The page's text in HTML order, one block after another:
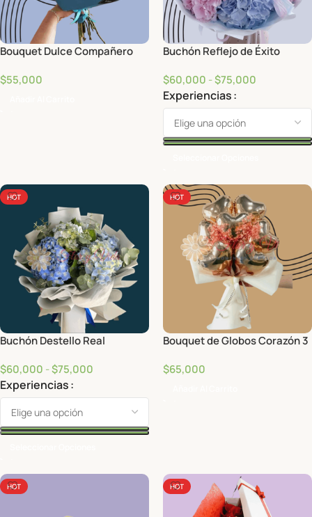
Bouquet Dulce Compañero
$55,000
Buchón Reflejo de Éxito
$60,000 -$75,000
Experiencias
HOT
Buchón Destello Real
$60,000 -$75,000
Experiencias
HOT
Bouquet de Globos Corazón 3
$65,000
HOT HOT